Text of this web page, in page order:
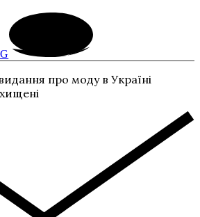
про моду в Україні